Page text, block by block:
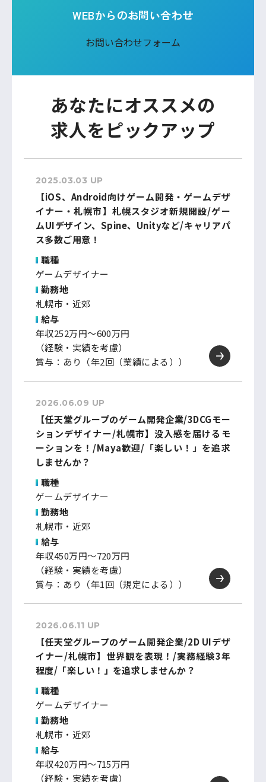
WEBからのお問い合わせ
お問い合わせフォーム
あなたにオススメの
求人をピックアップ
2025.03.03 UP
【iOS、Android向けゲーム開発・ゲームデザ
イナー・札幌市】札幌スタジオ新規開設/ゲー
ムUIデザイン、Spine、Unityなど/キャリアパ
ス多数ご用意！
職種
ゲームデザイナー
勤務地
札幌市・近郊
給与
年収252万円～600万円
（経験・実績を考慮）
賞与：あり（年2回（業績による））
2026.06.09 UP
【任天堂グループのゲーム開発企業/3DCGモー
ションデザイナー/札幌市】没入感を届けるモ
ーションを！/Maya歓迎/「楽しい！」を追求
しませんか？
職種
ゲームデザイナー
勤務地
札幌市・近郊
給与
年収450万円～720万円
（経験・実績を考慮）
賞与：あり（年1回（規定による））
2026.06.11 UP
【任天堂グループのゲーム開発企業/2D UIデザ
イナー/札幌市】世界観を表現！/実務経験3年
程度/「楽しい！」を追求しませんか？
職種
ゲームデザイナー
勤務地
札幌市・近郊
給与
年収420万円～715万円
（経験・実績を考慮）